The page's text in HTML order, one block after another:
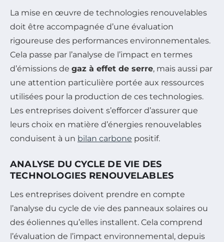
La mise en œuvre de technologies renouvelables
doit être accompagnée d’une évaluation
rigoureuse des performances environnementales.
Cela passe par l’analyse de l’impact en termes
d’émissions de gaz à effet de serre, mais aussi par
une attention particulière portée aux ressources
utilisées pour la production de ces technologies.
Les entreprises doivent s’efforcer d’assurer que
leurs choix en matière d’énergies renouvelables
conduisent à un bilan carbone positif.
ANALYSE DU CYCLE DE VIE DES
TECHNOLOGIES RENOUVELABLES
Les entreprises doivent prendre en compte
l’analyse du cycle de vie des panneaux solaires ou
des éoliennes qu’elles installent. Cela comprend
l’évaluation de l’impact environnemental, depuis